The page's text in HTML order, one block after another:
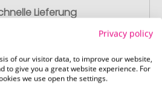
Lieferung
der Druckvorschau
zum
– garantiert.
Privacy policy
of our visitor data, to improve our website,
to give you a great website experience. For
we use open the settings.